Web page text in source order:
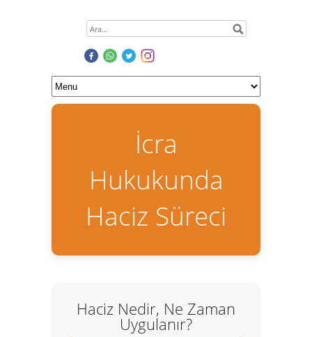
İcra
Hukukunda
Haciz Süreci
Haciz Nedir, Ne Zaman
Uygulanır?